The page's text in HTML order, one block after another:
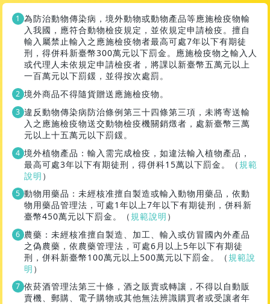
為防治動物傳染病，境外動物或動物產品等應施檢疫物輸
入我國，應符合動物檢疫規定，並依規定申請檢疫。擅自
輸入屬禁止輸入之應施檢疫物者最高可處7年以下有期徒
刑，得併科新臺幣300萬元以下罰金。應施檢疫物之輸入人
或代理人未依規定申請檢疫者，將課以新臺幣五萬元以上
一百萬元以下罰鍰，並得按次處罰。
境外商品不得隨貨贈送應施檢疫物。
違反動物傳染病防治條例第三十四條第三項，未將寄送輸
入之應施檢疫物送交動物檢疫機關銷燬者，處新臺幣三萬
元以上十五萬元以下罰鍰。
境外植物產品：輸入需完成檢疫，如違法輸入植物產品，
最高可處3年以下有期徒刑，得併科15萬以下罰金。（ 規範
說明 ）
動物用藥品：未經核准擅自製造或輸入動物用藥品，依動
物用藥品管理法，可處1年以上7年以下有期徒刑，併科新
臺幣450萬元以下罰金。（ 規範說明 ）
農藥：未經核准擅自製造、加工、輸入或仿冒國內外產品
之偽農藥，依農藥管理法，可處6月以上5年以下有期徒
刑，併科新臺幣100萬元以上500萬元以下罰金。（ 規範說
明 ）
依菸酒管理法第三十條，酒之販賣或轉讓，不得以自動販
賣機、郵購、電子購物或其他無法辨識購買者或受讓者年